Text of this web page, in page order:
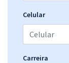
Celular
Carreira